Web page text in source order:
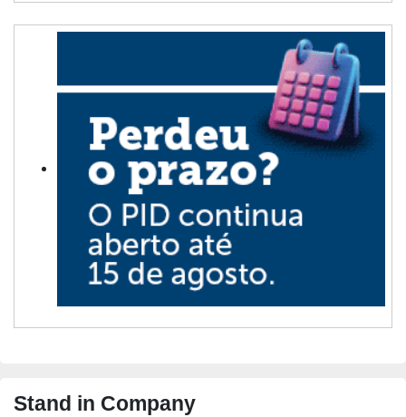
Stand in Company